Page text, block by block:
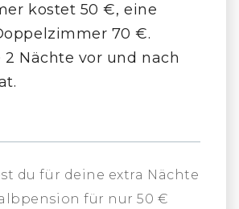
kostet 50 €, eine
70 €.
Nächte vor und nach
du für deine extra Nächte
für nur 50 €